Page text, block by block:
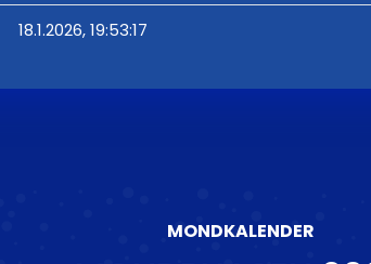
18.1.2026, 19:53:17
MONDKALENDER